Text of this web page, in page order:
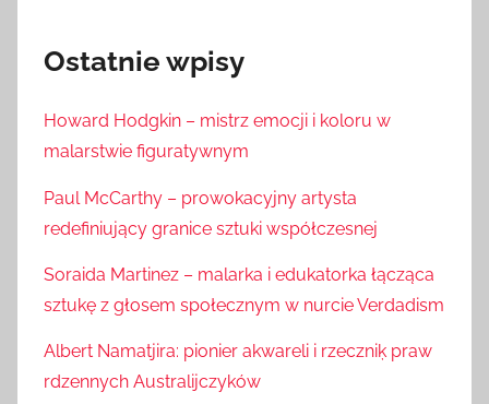
Ostatnie wpisy
Howard Hodgkin – mistrz emocji i koloru w
malarstwie figuratywnym
Paul McCarthy – prowokacyjny artysta
redefiniujący granice sztuki współczesnej
Soraida Martinez – malarka i edukatorka łącząca
sztukę z głosem społecznym w nurcie Verdadism
Albert Namatjira: pionier akwareli i rzeczniķ praw
rdzennych Australijczyków